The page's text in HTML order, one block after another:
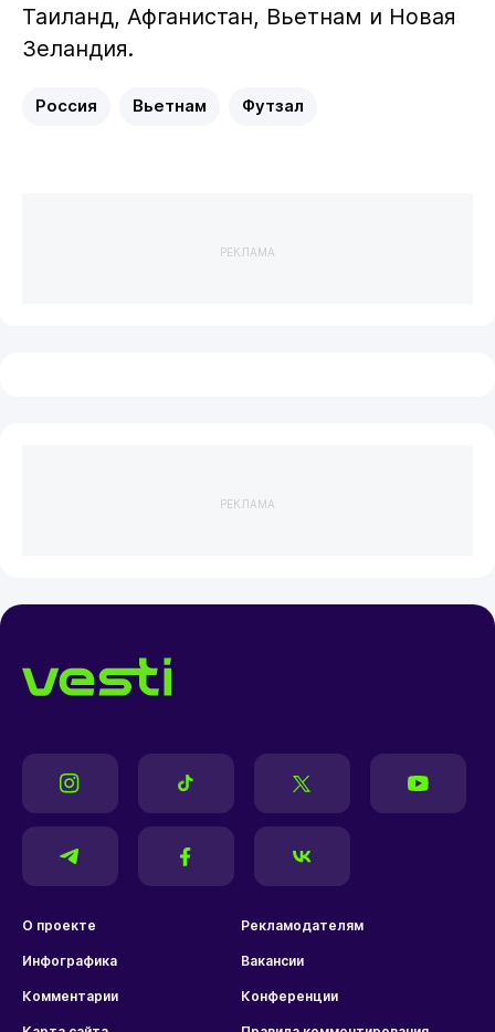
Таиланд, Афганистан, Вьетнам и Новая
Зеландия.
Россия Вьетнам Футзал
РЕКЛАМА
РЕКЛАМА
О проекте Рекламодателям
Инфографика Вакансии
Комментарии Конференции